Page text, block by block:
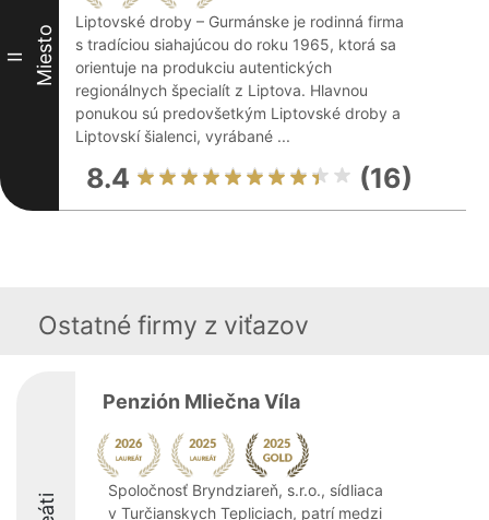
II Miesto
Liptovské droby – Gurmánske je rodinná firma
s tradíciou siahajúcou do roku 1965, ktorá sa
orientuje na produkciu autentických
regionálnych špecialít z Liptova. Hlavnou
ponukou sú predovšetkým Liptovské droby a
Liptovskí šialenci, vyrábané ...
8.4 (16)
Ostatné firmy z viťazov
Penzión Mliečna Víla
Spoločnosť Bryndziareň, s.r.o., sídliaca
v Turčianskych Tepliciach, patrí medzi